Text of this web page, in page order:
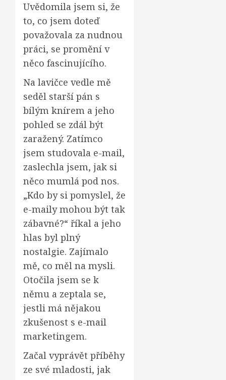
Uvědomila jsem si, že
to, co jsem doteď
považovala za nudnou
práci, se promění v
něco fascinujícího.
Na lavičce vedle mě
seděl starší pán s
bílým knírem a jeho
pohled se zdál být
zaražený. Zatímco
jsem studovala e-mail,
zaslechla jsem, jak si
něco mumlá pod nos.
„Kdo by si pomyslel, že
e-maily mohou být tak
zábavné?“ říkal a jeho
hlas byl plný
nostalgie. Zajímalo
mě, co měl na mysli.
Otočila jsem se k
němu a zeptala se,
jestli má nějakou
zkušenost s e-mail
marketingem.
Začal vyprávět příběhy
ze své mladosti, jak